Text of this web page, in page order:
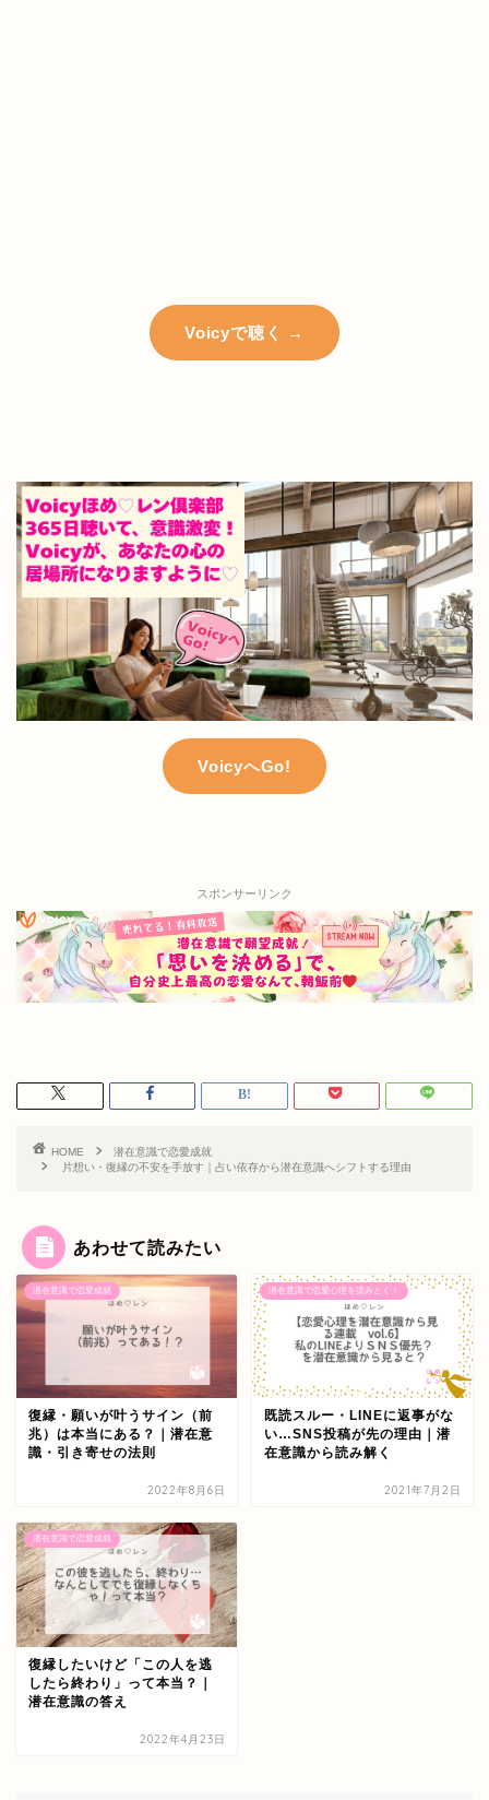
Voicyで聴く →
VoicyへGo!
スポンサーリンク
HOME
潜在意識で恋愛成就
片想い・復縁の不安を手放す｜占い依存から潜在意識へシフトする理由
あわせて読みたい
潜在意識で恋愛成就
復縁・願いが叶うサイン（前
兆）は本当にある？｜潜在意
識・引き寄せの法則
2022年8月6日
潜在意識で恋愛心理を読みとく！
既読スルー・LINEに返事がな
い…SNS投稿が先の理由｜潜
在意識から読み解く
2021年7月2日
潜在意識で恋愛成就
復縁したいけど「この人を逃
したら終わり」って本当？｜
潜在意識の答え
2022年4月23日